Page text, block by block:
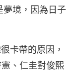
夢境，因為日子
卡帶的原因，
、仁圭對俊熙